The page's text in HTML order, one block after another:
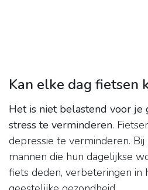
Kan elke dag fietsen
Het is niet belastend voor
stress te verminderen.
depressie te verminderen.
mannen die hun dagelijkse
fiets deden, verbeteringen in